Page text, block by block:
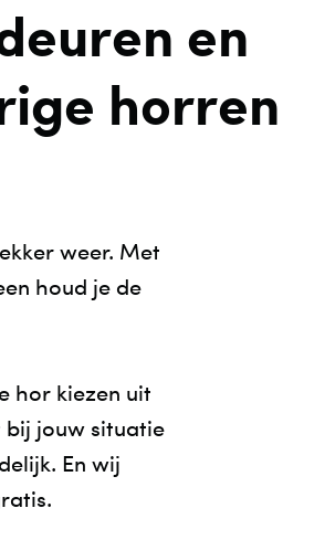
en
horren
weer. Met
houd je de
hor kiezen uit
bij jouw situatie
En wij